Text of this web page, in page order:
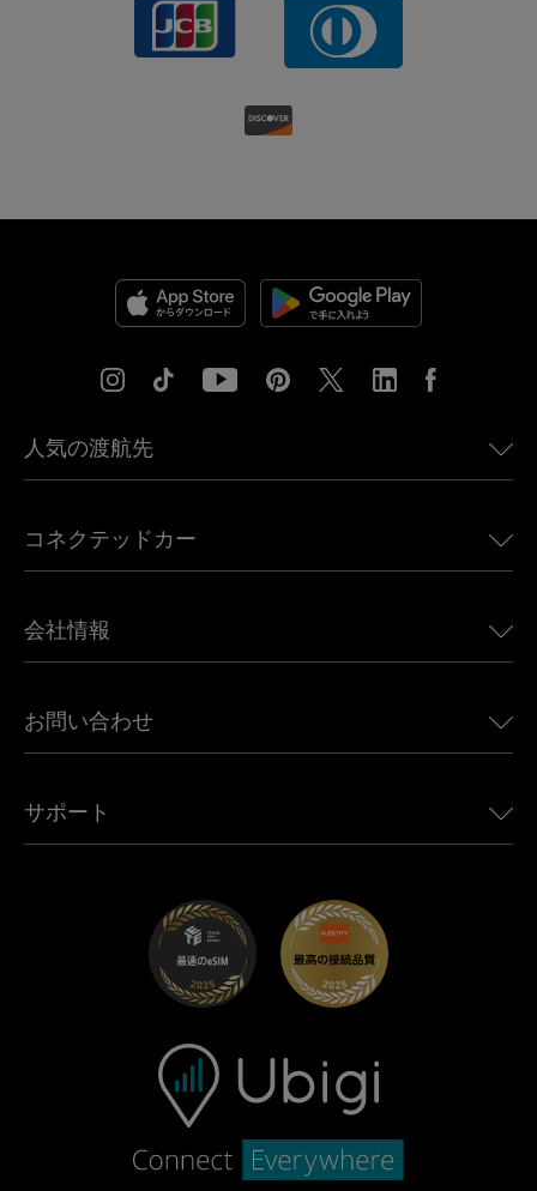
人気の渡航先
ヨーロッパ向けeSIM
カナダ向けeSIM
アフリカ向けeSIM
すべての目的地を見る
コネクテッドカー
Land Rover向けUbigi
Jeep向けUbigi
Mini向けUbigi
Maserati向けUbigi
会社情報
Ubigi関連プレス
Ubigiアプリ
お問い合わせ
アフェリエイトプログラム
サポート
トラブルシューティング
ヘルプセンター
お問い合わせ先